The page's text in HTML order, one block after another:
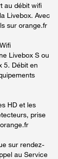
au débit wifi
Livebox. Avec
sur orange.fr
Livebox S ou
5. Débit en
HD et les
prise
sur rendez-
au Service